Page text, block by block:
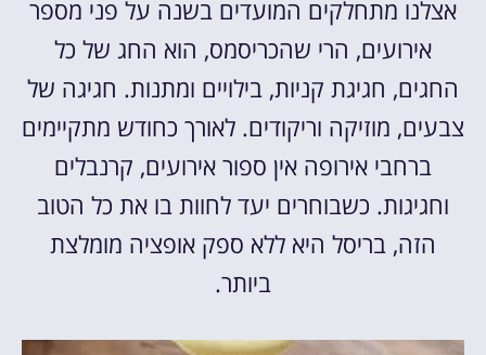
אצלנו מתחלקים המועדים בשנה על פני מספר
אירועים, הרי שהכריסמס, הוא החג של כל
החגים, חגיגת קניות, בילויים ומתנות. חגיגה של
צבעים, מוזיקה וריקודים. לאורך כחודש מתקיימים
ברחבי אירופה אין ספור אירועים, קרנבלים
וחגיגות. כשבוחרים יעד לחוות בו את כל הטוב
הזה, בריסל היא ללא ספק אופציה מומלצת
ביותר.